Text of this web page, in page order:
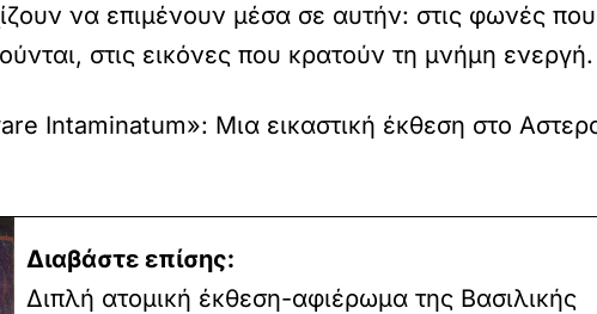
να επιμένουν μέσα σε αυτήν: στις φωνές
στις εικόνες που κρατούν τη μνήμη ενεργή.
Intaminatum»: Μια εικαστική έκθεση στο
Διαβάστε επίσης:
Διπλή ατομική έκθεση-αφιέρωμα της Βασιλικής